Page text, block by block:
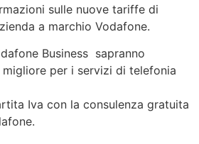
sulle nuove tariffe di
a marchio Vodafone.
Business sapranno
per i servizi di telefonia
Iva con la consulenza gratuita